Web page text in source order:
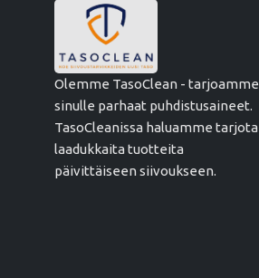
Olemme TasoClean - tarjoamme
sinulle parhaat puhdistusaineet.
TasoCleanissa haluamme tarjota
laadukkaita tuotteita
päivittäiseen siivoukseen.